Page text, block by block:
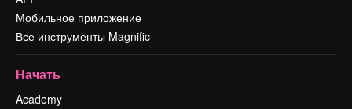
Мобильное приложение
Все инструменты Magnific
Начать
Academy